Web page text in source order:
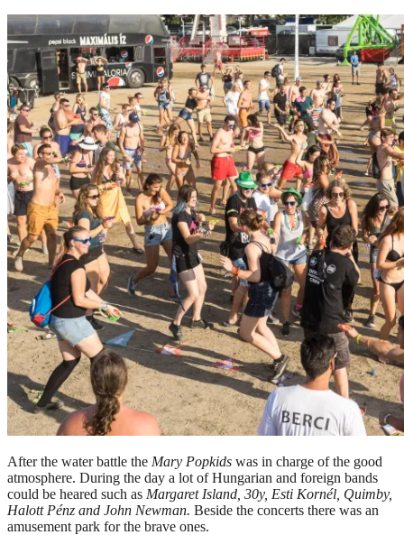
After the water battle the Mary Popkids was in charge of the good
atmosphere. During the day a lot of Hungarian and foreign bands
could be heared such as Margaret Island, 30y, Esti Kornél, Quimby,
Halott Pénz and John Newman. Beside the concerts there was an
amusement park for the brave ones.